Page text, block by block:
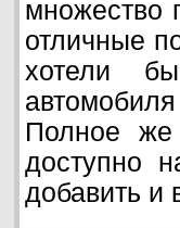
множество
отличные
хотели
Полное
доступно
добавить и